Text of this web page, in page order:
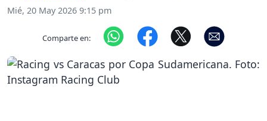
Mié, 20 May 2026 9:15 pm
Comparte en: